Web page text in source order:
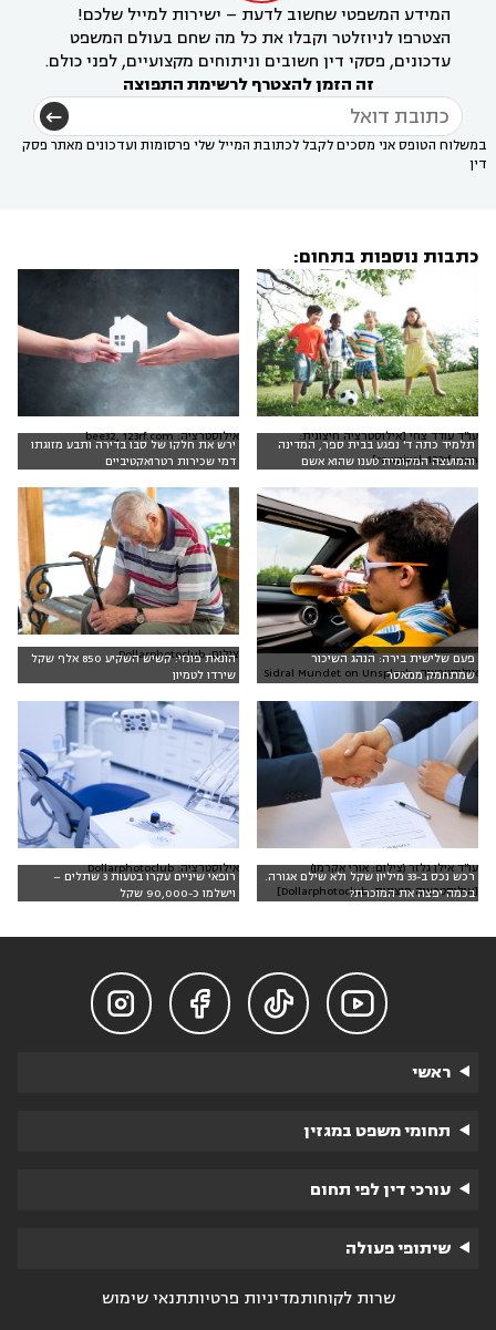
המידע המשפטי שחשוב לדעת – ישירות למייל שלכם!
הצטרפו לניוזלטר וקבלו את כל מה שחם בעולם המשפט
עדכונים, פסקי דין חשובים וניתוחים מקצועיים, לפני כולם.
זה הזמן להצטרף לרשימת התפוצה
במשלוח הטופס אני מסכים לקבל לכתובת המייל שלי פרסומות ועדכונים מאתר פסק
דין
כתבות נוספות בתחום:
תלמיד כתה ד' נפגע בבית ספר, המדינה
והמועצה המקומית טענו שהוא אשם
עו"ד עודד צחי [אילוסטרציה חיצונית:
rawpixel ,123rf.com]
ירש את חלקו של סבו בדירה ותבע מזוגתו
דמי שכירות רטרואקטיביים
אילוסטרציה: bee32, 123rf.com
פעם שלישית בירה: הנהג השיכור
שמתחמק ממאסר
אילוסטרציה: Sidral Mundet on Unsplash
הונאת פונזי: קשיש השקיע 850 אלף שקל
שירדו לטמיון
צילום: Dollarphotoclub
רכש נכס ב-33 מיליון שקל ולא שילם אגורה.
בכמה יפצה את המוכרת?
עו"ד אילן גלזר (צילום: אורי אקרמן)
[אילוסטרציה חיצונית: Dollarphotoclub]
רופאי שיניים עקרו בטעות 3 שתלים –
וישלמו כ-90,000 שקל
אילוסטרציה: Dollarphotoclub




ראשי
תחומי משפט במגזין
עורכי דין לפי תחום
שיתופי פעולה
שרות לקוחותמדיניות פרטיותתנאי שימוש